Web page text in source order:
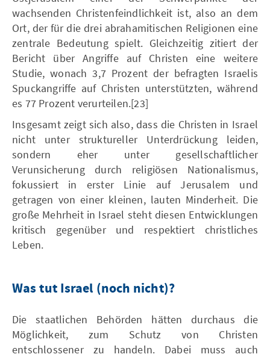
wachsenden Christenfeindlichkeit ist, also an dem
Ort, der für die drei abrahamitischen Religionen eine
zentrale Bedeutung spielt. Gleichzeitig zitiert der
Bericht über Angriffe auf Christen eine weitere
Studie, wonach 3,7 Prozent der befragten Israelis
Spuckangriffe auf Christen unterstützten, während
es 77 Prozent verurteilen.[23]
Insgesamt zeigt sich also, dass die Christen in Israel
nicht unter struktureller Unterdrückung leiden,
sondern eher unter gesellschaftlicher
Verunsicherung durch religiösen Nationalismus,
fokussiert in erster Linie auf Jerusalem und
getragen von einer kleinen, lauten Minderheit. Die
große Mehrheit in Israel steht diesen Entwicklungen
kritisch gegenüber und respektiert christliches
Leben.
Was tut Israel (noch nicht)?
Die staatlichen Behörden hätten durchaus die
Möglichkeit, zum Schutz von Christen
entschlossener zu handeln. Dabei muss auch